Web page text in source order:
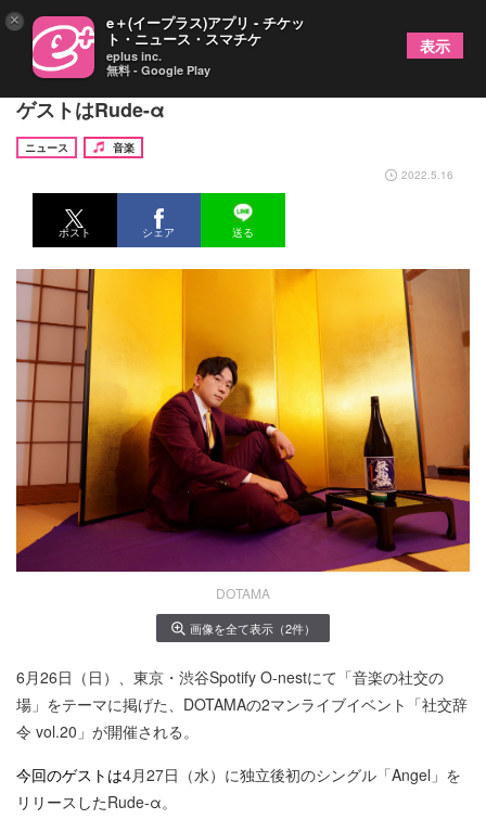
DOTAMA主催イベント『社交辞令 vol.20』開催、
ゲストはRude-α
ニュース
音楽
2022.5.16
ポスト シェア 送る
DOTAMA
画像を全て表示（2件）
6月26日（日）、東京・渋谷Spotify O-nestにて「音楽の社交の
場」をテーマに掲げた、DOTAMAの2マンライブイベント「社交辞
令 vol.20」が開催される。
今回のゲストは4月27日（水）に独立後初のシングル「Angel」を
リリースしたRude-α。
× e＋(イープラス)アプリ - チケッ
ト・ニュース・スマチケ
eplus inc.
無料 - Google Play
表示